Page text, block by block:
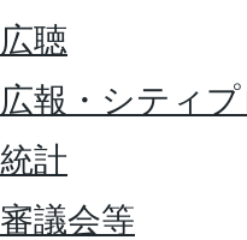
広聴
広報・シティ
統計
審議会等